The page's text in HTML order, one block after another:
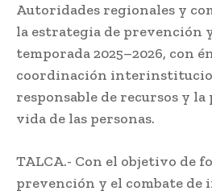
Autoridades regionales y
la estrategia de prevención
temporada 2025–2026, con
coordinación
responsable de recursos y
vida de las personas.
TALCA.- Con el objetivo de
prevención y el combate de